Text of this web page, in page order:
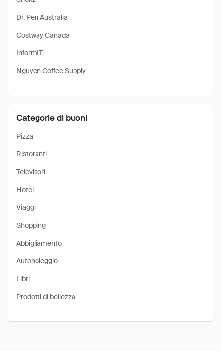
Dr. Pen Australia
Costway Canada
InformIT
Nguyen Coffee Supply
Categorie di buoni
Pizza
Ristoranti
Televisori
Hotel
Viaggi
Shopping
Abbigliamento
Autonoleggio
Libri
Prodotti di bellezza